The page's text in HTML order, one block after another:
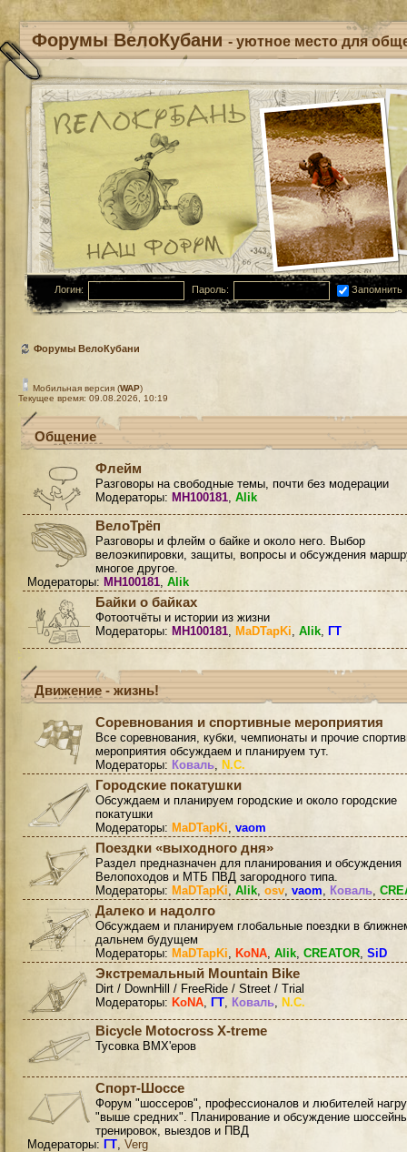
Форумы ВелоКубани - уютное место для
Логин: Пароль: Запомнить
Форумы ВелоКубани
Мобильная версия (WAP)
Текущее время: 09.08.2026, 10:19
Общение
Флейм
Разговоры на свободные темы, почти без модерации
Модераторы: MH100181, Alik
ВелоТрёп
Разговоры и флейм о байке и около него. Выбор
велоэкипировки, защиты, вопросы и обсуждения
многое другое.
Модераторы: MH100181, Alik
Байки о байках
Фотоотчёты и истории из жизни
Модераторы: MH100181, MaDTapKi, Alik, ГТ
Движение - жизнь!
Соревнования и спортивные мероприятия
Все соревнования, кубки, чемпионаты и прочие
мероприятия обсуждаем и планируем тут.
Модераторы: Коваль, N.C.
Городские покатушки
Обсуждаем и планируем городские и около городские
покатушки
Модераторы: MaDTapKi, vaom
Поездки «выходного дня»
Раздел предназначен для планирования и обсуждения
Велопоходов и МТБ ПВД загородного типа.
Модераторы: MaDTapKi, Alik, osv, vaom, Коваль,
Далеко и надолго
Обсуждаем и планируем глобальные поездки в
дальнем будущем
Модераторы: MaDTapKi, KoNA, Alik, CREATOR, SiD
Экстремальный Mountain Bike
Dirt / DownHill / FreeRide / Street / Trial
Модераторы: KoNA, ГТ, Коваль, N.C.
Bicycle Motocross X-treme
Тусовка BMX'еров
Спорт-Шоссе
Форум "шоссеров", профессионалов и любителей
"выше средних". Планирование и обсуждение
тренировок, выездов и ПВД
Модераторы: ГТ, Verg